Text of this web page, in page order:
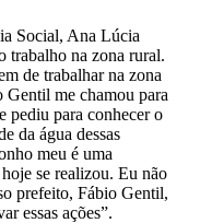
Social, Ana Lúcia
trabalho na zona rural.
de trabalhar na zona
Gentil me chamou para
pediu para conhecer o
da água dessas
meu é uma
se realizou. Eu não
prefeito, Fábio Gentil,
essas ações”.